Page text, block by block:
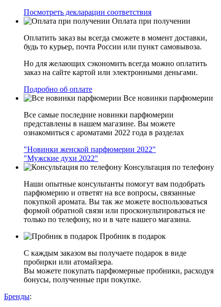
Посмотреть декларации соответствия
Оплата при получении
Оплатить заказ вы всегда сможете в момент доставки,
будь то курьер, почта России или пункт самовывоза.
Но для желающих сэкономить всегда можно оплатить
заказ на сайте картой или электронными деньгами.
Подробно об оплате
Все новинки парфюмерии
Все самые последние новинки парфюмерии
представлены в нашем магазине. Вы можете
ознакомиться с ароматами 2022 года в разделах
"Новинки женской парфюмерии 2022"
"Мужские духи 2022"
Консультация по телефону
Наши опытные консультанты помогут вам подобрать
парфюмерию и ответят на все вопросы, связанные
покупкой аромата. Вы так же можете воспользоваться
формой обратной связи или просконультироваться не
только по телефону, но и в чате нашего магазина.
Пробник в подарок
С каждым заказом вы получаете подарок в виде
пробирки или атомайзера.
Вы можете покупать парфюмерные пробники, расходуя
бонусы, полученные при покупке.
Бренды: